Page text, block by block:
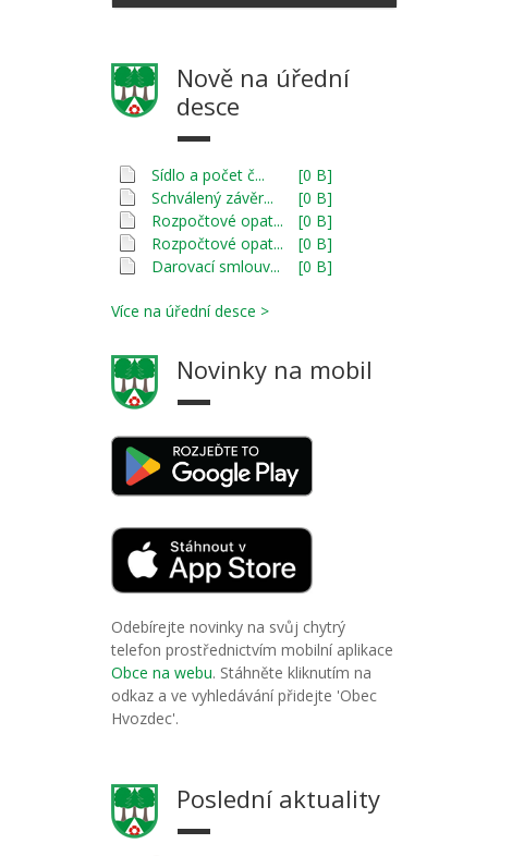
Nově na úřední
desce
Sídlo a počet č...
[0 B]
Schválený závěr...
[0 B]
Rozpočtové opat...
[0 B]
Rozpočtové opat...
[0 B]
Darovací smlouv...
[0 B]
Více na úřední desce >
Novinky na mobil
Odebírejte novinky na svůj chytrý
telefon prostřednictvím mobilní aplikace
Obce na webu. Stáhněte kliknutím na
odkaz a ve vyhledávání přidejte 'Obec
Hvozdec'.
Poslední aktuality